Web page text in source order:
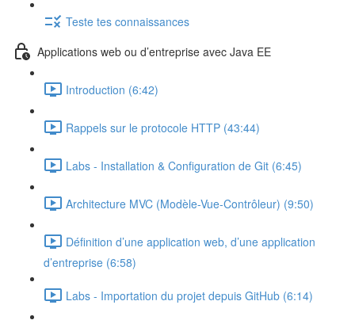
Teste tes connaissances
Applications web ou d’entreprise avec Java EE
Introduction (6:42)
Rappels sur le protocole HTTP (43:44)
Labs - Installation & Configuration de Git (6:45)
Architecture MVC (Modèle-Vue-Contrôleur) (9:50)
Définition d’une application web, d’une application
d’entreprise (6:58)
Labs - Importation du projet depuis GitHub (6:14)